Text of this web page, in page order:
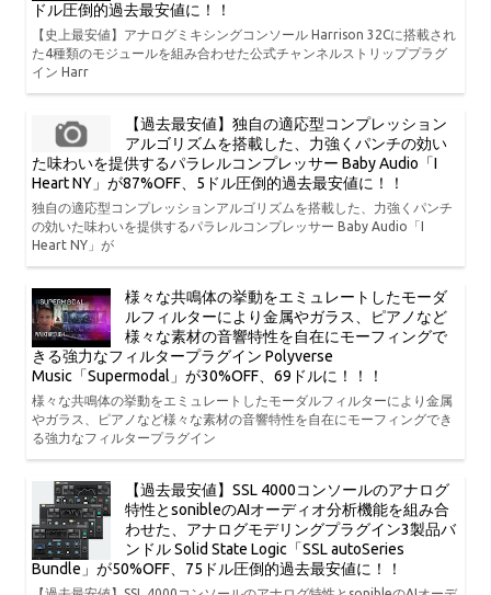
ドル圧倒的過去最安値に！！
【史上最安値】アナログミキシングコンソール Harrison 32Cに搭載され
た4種類のモジュールを組み合わせた公式チャンネルストリッププラグ
イン Harr
【過去最安値】独自の適応型コンプレッション
アルゴリズムを搭載した、力強くパンチの効い
た味わいを提供するパラレルコンプレッサー Baby Audio「I
Heart NY」が87%OFF、5ドル圧倒的過去最安値に！！
独自の適応型コンプレッションアルゴリズムを搭載した、力強くパンチ
の効いた味わいを提供するパラレルコンプレッサー Baby Audio「I
Heart NY」が
様々な共鳴体の挙動をエミュレートしたモーダ
ルフィルターにより金属やガラス、ピアノなど
様々な素材の音響特性を自在にモーフィングで
きる強力なフィルタープラグイン Polyverse
Music「Supermodal」が30%OFF、69ドルに！！！
様々な共鳴体の挙動をエミュレートしたモーダルフィルターにより金属
やガラス、ピアノなど様々な素材の音響特性を自在にモーフィングでき
る強力なフィルタープラグイン
【過去最安値】SSL 4000コンソールのアナログ
特性とsonibleのAIオーディオ分析機能を組み合
わせた、アナログモデリングプラグイン3製品バ
ンドル Solid State Logic「SSL autoSeries
Bundle」が50%OFF、75ドル圧倒的過去最安値に！！